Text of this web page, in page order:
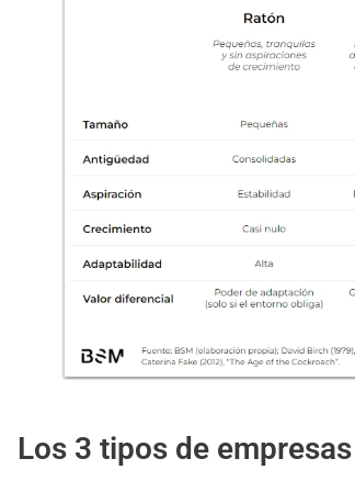
Los 3 tipos de